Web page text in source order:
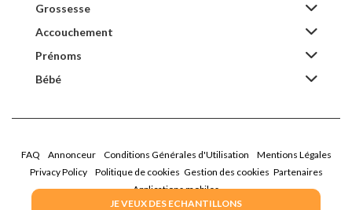
JE VEUX DES ECHANTILLONS
Grossesse
Accouchement
Prénoms
Bébé
FAQ Annonceur Conditions Générales d'Utilisation
Mentions Légales
Privacy Policy
Politique de cookies Gestion des cookies Partenaires
Applications mobiles